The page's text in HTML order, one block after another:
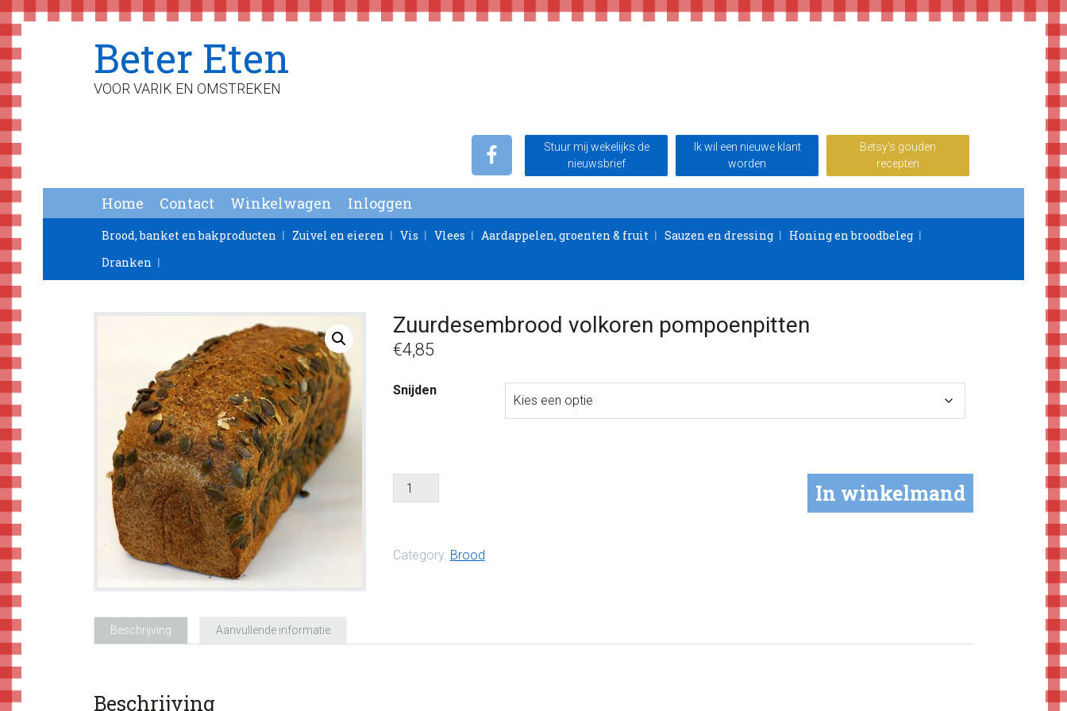
naar
de
hoofdnavigatie
naar
de
hoofd
inhoud
naar
de
voettekst
Beter Eten
VOOR VARIK EN OMSTREKEN
Betsy’s gouden
recepten
Ik wil een nieuwe klant
worden
Stuur mij wekelijks de
nieuwsbrief
Home Contact Winkelwagen Inloggen
Brood, banket en bakproducten Zuivel en eieren Vis Vlees Aardappelen, groenten & fruit Sauzen en dressing
Honing en broodbeleg
Dranken
Zuurdesembrood volkoren pompoenpitten
€4,85
Snijden
In winkelmand
Category: Brood
Beschrijving Aanvullende informatie
Beschrijving